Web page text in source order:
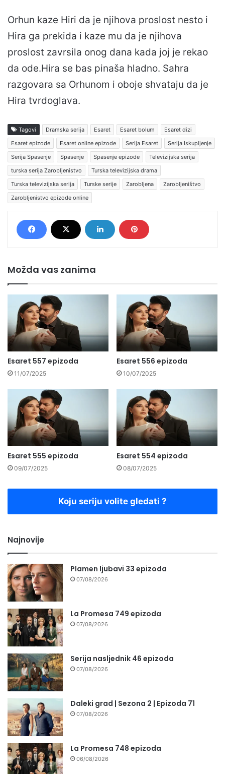
Orhun kaze Hiri da je njihova proslost nesto i
Hira ga prekida i kaze mu da je njihova
proslost zavrsila onog dana kada joj je rekao
da ode.Hira se bas pinaša hladno. Sahra
razgovara sa Orhunom i oboje shvataju da je
Hira tvrdoglava.
Tagovi Dramska serija Esaret Esaret bolum
Esaret dizi
Esaret epizode
Esaret online epizode Serija Esaret
Serija Iskupljenje
Serija Spasenje
Spasenje Spasenje epizode
Televizijska serija
turska serija Zarobljenistvo
Turska televizijska drama
Turska televizijska serija
Turske serije Zarobljena
Zarobljeništvo
Zarobljenistvo epizode online
Možda vas zanima
Esaret 557 epizoda
11/07/2025
Esaret 556 epizoda
10/07/2025
Esaret 555 epizoda
09/07/2025
Esaret 554 epizoda
08/07/2025
Koju seriju volite gledati ?
Najnovije
Plamen ljubavi 33 epizoda
07/08/2026
La Promesa 749 epizoda
07/08/2026
Serija nasljednik 46 epizoda
07/08/2026
Daleki grad | Sezona 2 | Epizoda 71
07/08/2026
La Promesa 748 epizoda
06/08/2026